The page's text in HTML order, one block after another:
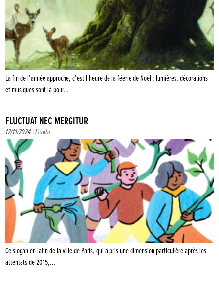
La fin de l’année approche, c’est l’heure de la féerie de Noël : lumières, décorations
et musiques sont là pour…
FLUCTUAT NEC MERGITUR
12/11/2024 |L'édito
Ce slogan en latin de la ville de Paris, qui a pris une dimension particulière après les
attentats de 2015,…